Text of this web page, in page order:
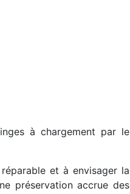
à chargement par le
et à envisager la
préservation accrue des